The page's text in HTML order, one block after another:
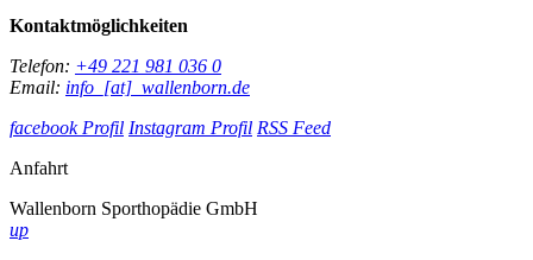
Kontaktmöglichkeiten
Telefon: +49 221 981 036 0
Email: info_[at]_wallenborn.de
facebook Profil Instagram Profil RSS Feed
Anfahrt
Wallenborn Sporthopädie GmbH
up